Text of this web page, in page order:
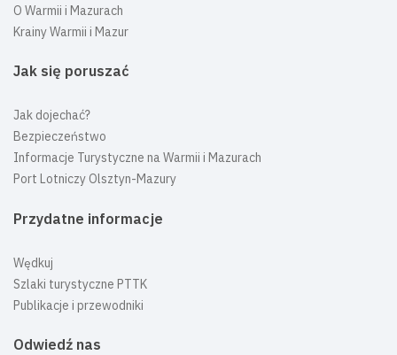
O Warmii i Mazurach
Krainy Warmii i Mazur
Jak się poruszać
Jak dojechać?
Bezpieczeństwo
Informacje Turystyczne na Warmii i Mazurach
Port Lotniczy Olsztyn-Mazury
Przydatne informacje
Wędkuj
Szlaki turystyczne PTTK
Publikacje i przewodniki
Odwiedź nas